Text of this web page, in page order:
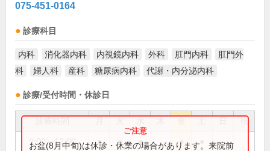
075-451-0164
診療科目
内科 消化器内科 内視鏡内科 外科 肛門内科
肛門外
科
婦人科 産科 糖尿病内科 代謝・内分泌内科
診療/受付時間・休診日
祝
9:00～12:00 ● ● ● ●
お盆(8月中旬)は休診・休業の場合があります。来院前